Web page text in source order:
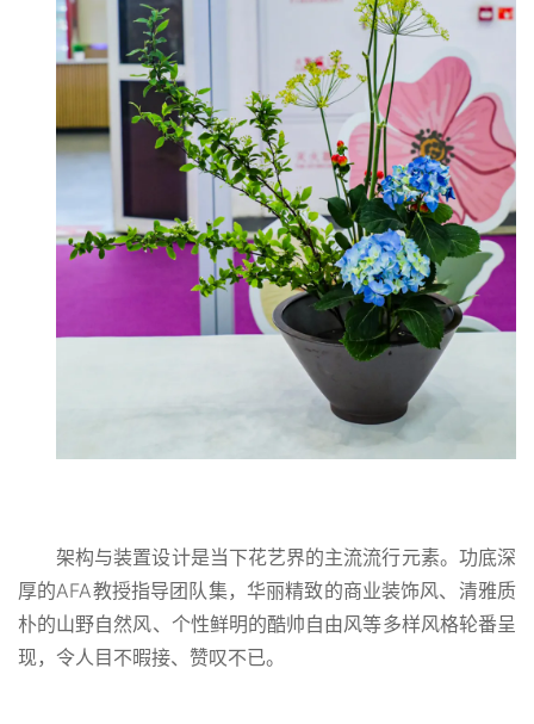
架构与装置设计是当下花艺界的主流流行元素。功底深
厚的AFA教授指导团队集，华丽精致的商业装饰风、清雅质
朴的山野自然风、个性鲜明的酷帅自由风等多样风格轮番呈
现，令人目不暇接、赞叹不已。